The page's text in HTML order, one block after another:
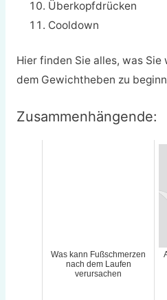
Überkopfdrücken
Cooldown
Hier finden Sie alles, was Sie
dem Gewichtheben zu
Zusammenhängende:
Was kann Fußschmerzen
nach dem Laufen
verursachen